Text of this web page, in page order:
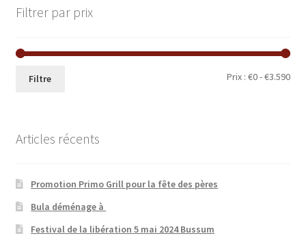
Filtrer par prix
Prix
Prix
Filtre Prix :€0-€3.590
Articles récents
Promotion Primo Grill pour la fête des pères
Bula déménage à
Festival de la libération 5 mai 2024 Bussum